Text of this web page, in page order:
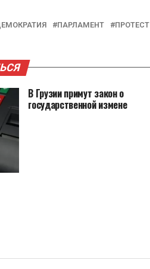
ПАРЛАМЕНТ
ПРОТЕСТ
В Грузии примут закон о
государственной измене